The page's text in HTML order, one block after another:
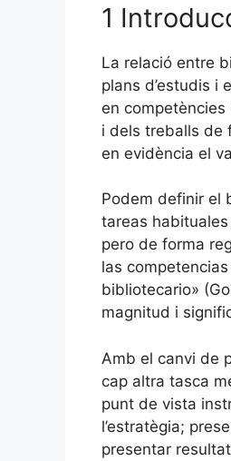
1
La relació entre
plans d’estudis i
en competències
i dels treballs de
en evidència el
Podem definir el
tareas
pero de forma
las
bibliotecario»
magnitud i
Amb el canvi de
cap altra tasca
punt de vista
l’estratègia;
presentar